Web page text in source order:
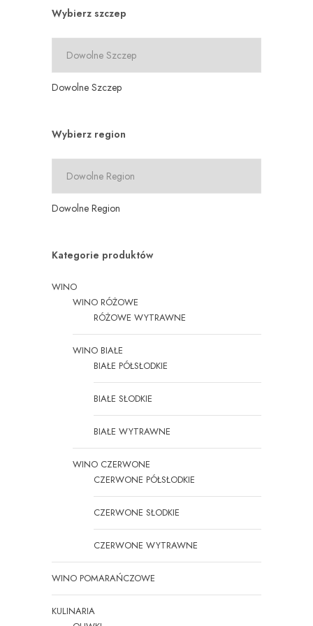
Wybierz szczep
Dowolne Szczep
Wybierz region
Dowolne Region
Kategorie produktów
WINO
WINO RÓŻOWE
RÓŻOWE WYTRAWNE
WINO BIAŁE
BIAŁE PÓŁSŁODKIE
BIAŁE SŁODKIE
BIAŁE WYTRAWNE
WINO CZERWONE
CZERWONE PÓŁSŁODKIE
CZERWONE SŁODKIE
CZERWONE WYTRAWNE
WINO POMARAŃCZOWE
KULINARIA